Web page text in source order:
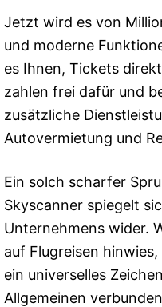
Jetzt wird es von
und moderne
es Ihnen, Tickets
zahlen frei dafür und
zusätzliche
Autovermietung und
Ein solch scharfer
Skyscanner spiegelt
Unternehmens wider.
auf Flugreisen
ein universelles
Allgemeinen